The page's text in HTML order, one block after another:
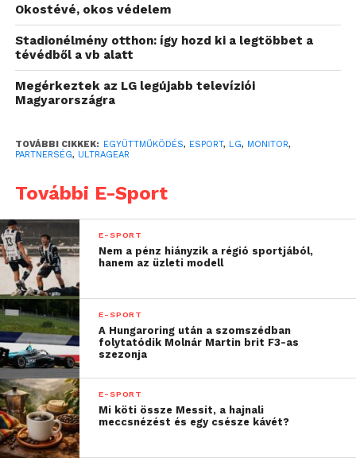
e-sport-piacának kiemelkedő szereplőit.
Az LG UltraGear monitorainak impresszív kínálata
már most rendkívül elismert a játékosok körében, a
Gen.G-vel kialakított együttműködéssel pedig az LG
még inkább kifejezi támogatását a gamerközösség
generáció — felé. Az LG piacvezető UltraGear
funkciókat kínálnak, melyekkel a legújabb PC-s és
konzolos játékokból a legtöbbet hozhatják ki a
gamerek. Ebben segítik a felhasználókat a világ első
4K felbontású monitorai, a Nano IPS
kijelzőtechnológia és a mindössze 1ms-os Gray-to-
Gray (GTG) válaszidő.*
„Egy olyan fiatal és
dinamikus márkával
karöltve, mint az LG
UltraGear, a
legmagasabb szintű
Okostévé, okos védelem
Stadionélmény otthon: így hozd ki a legtöbbet a
tévédből a vb alatt
Megérkeztek az LG legújabb televíziói
Magyarországra
TOVÁBBI CIKKEK: EGYÜTTMŰKÖDÉS, ESPORT, LG, MONITOR,
PARTNERSÉG, ULTRAGEAR
További E-Sport
E-SPORT
Nem a pénz hiányzik a régió sportjából,
hanem az üzleti modell
E-SPORT
A Hungaroring után a szomszédban
folytatódik Molnár Martin brit F3-as
szezonja
E-SPORT
Mi köti össze Messit, a hajnali
meccsnézést és egy csésze kávét?